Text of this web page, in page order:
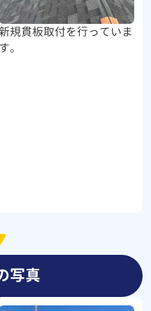
新規貫板取付を行っていま
す。
写真